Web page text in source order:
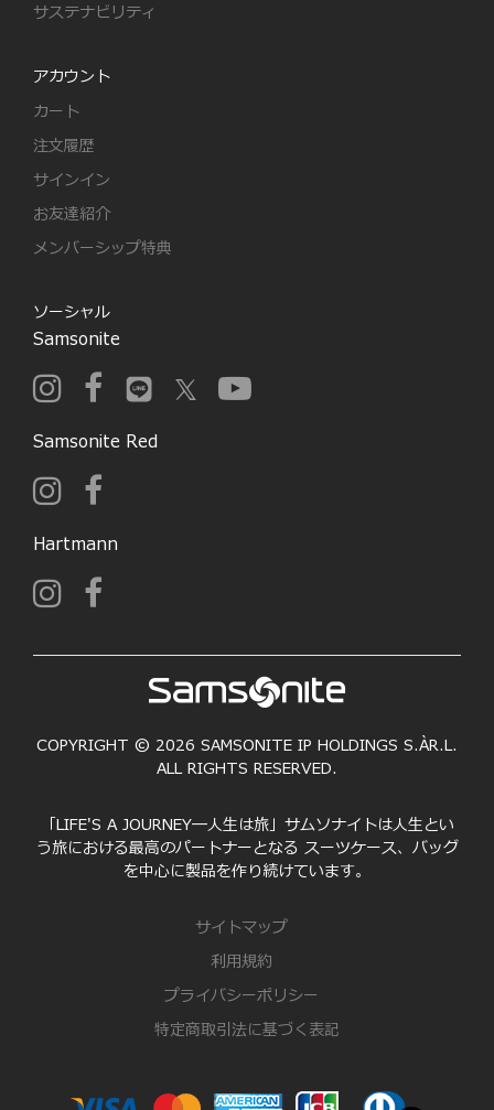
サステナビリティ
アカウント
カート
注文履歴
サインイン
お友達紹介
メンバーシップ特典
ソーシャル
Samsonite
Samsonite Red
Hartmann
COPYRIGHT © 2026 SAMSONITE IP HOLDINGS S.ÀR.L.
ALL RIGHTS RESERVED.
「LIFE'S A JOURNEY―人生は旅」サムソナイトは人生とい
う旅における最高のパートナーとなる スーツケース、バッグ
を中心に製品を作り続けています。
サイトマップ
利用規約
プライバシーポリシー
特定商取引法に基づく表記